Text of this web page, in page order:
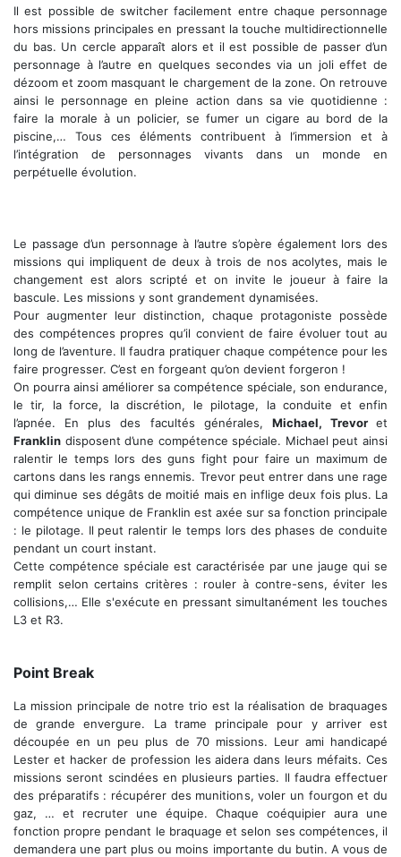
Il est possible de switcher facilement entre chaque personnage
hors missions principales en pressant la touche multidirectionnelle
du bas. Un cercle apparaît alors et il est possible de passer d’un
personnage à l’autre en quelques secondes via un joli effet de
dézoom et zoom masquant le chargement de la zone. On retrouve
ainsi le personnage en pleine action dans sa vie quotidienne :
faire la morale à un policier, se fumer un cigare au bord de la
piscine,… Tous ces éléments contribuent à l’immersion et à
l’intégration de personnages vivants dans un monde en
perpétuelle évolution.
Le passage d’un personnage à l’autre s’opère également lors des
missions qui impliquent de deux à trois de nos acolytes, mais le
changement est alors scripté et on invite le joueur à faire la
bascule. Les missions y sont grandement dynamisées.
Pour augmenter leur distinction, chaque protagoniste possède
des compétences propres qu’il convient de faire évoluer tout au
long de l’aventure. Il faudra pratiquer chaque compétence pour les
faire progresser. C’est en forgeant qu’on devient forgeron !
On pourra ainsi améliorer sa compétence spéciale, son endurance,
le tir, la force, la discrétion, le pilotage, la conduite et enfin
l’apnée. En plus des facultés générales, Michael, Trevor et
Franklin disposent d’une compétence spéciale. Michael peut ainsi
ralentir le temps lors des guns fight pour faire un maximum de
cartons dans les rangs ennemis. Trevor peut entrer dans une rage
qui diminue ses dégâts de moitié mais en inflige deux fois plus. La
compétence unique de Franklin est axée sur sa fonction principale
: le pilotage. Il peut ralentir le temps lors des phases de conduite
pendant un court instant.
Cette compétence spéciale est caractérisée par une jauge qui se
remplit selon certains critères : rouler à contre-sens, éviter les
collisions,… Elle s'exécute en pressant simultanément les touches
L3 et R3.
Point Break
La mission principale de notre trio est la réalisation de braquages
de grande envergure. La trame principale pour y arriver est
découpée en un peu plus de 70 missions. Leur ami handicapé
Lester et hacker de profession les aidera dans leurs méfaits. Ces
missions seront scindées en plusieurs parties. Il faudra effectuer
des préparatifs : récupérer des munitions, voler un fourgon et du
gaz, … et recruter une équipe. Chaque coéquipier aura une
fonction propre pendant le braquage et selon ses compétences, il
demandera une part plus ou moins importante du butin. A vous de